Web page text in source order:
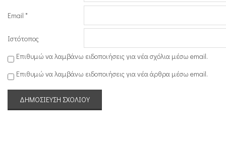
Email *
Ιστότοπος
Επιθυμώ να λαμβάνω ειδοποιήσεις για νέα σχόλια μέσω email.
Επιθυμώ να λαμβάνω ειδοποιήσεις για νέα άρθρα μέσω email.